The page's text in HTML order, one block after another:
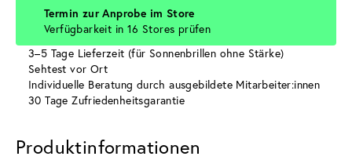
Termin zur Anprobe im Store
Verfügbarkeit in 16 Stores prüfen
3–5 Tage Lieferzeit (für Sonnenbrillen ohne Stärke)
Sehtest vor Ort
Individuelle Beratung durch ausgebildete Mitarbeiter:innen
30 Tage Zufriedenheitsgarantie
Produktinformationen